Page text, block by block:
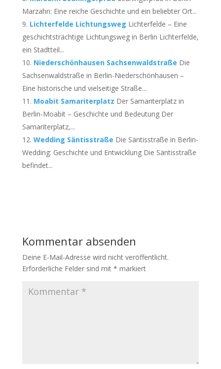
Marzahn: Eine reiche Geschichte und ein beliebter Ort...
Lichterfelde Lichtungsweg Lichterfelde – Eine
geschichtsträchtige Lichtungsweg in Berlin Lichterfelde,
ein Stadtteil...
Niederschönhausen Sachsenwaldstraße Die
Sachsenwaldstraße in Berlin-Niederschönhausen –
Eine historische und vielseitige Straße...
Moabit Samariterplatz Der Samariterplatz in
Berlin-Moabit – Geschichte und Bedeutung Der
Samariterplatz,...
Wedding Säntisstraße Die Säntisstraße in Berlin-
Wedding: Geschichte und Entwicklung Die Säntisstraße
befindet...
Kommentar absenden
Deine E-Mail-Adresse wird nicht veröffentlicht.
Erforderliche Felder sind mit * markiert